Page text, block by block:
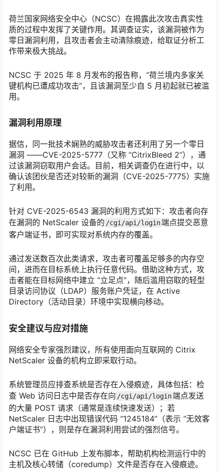
荷兰国家网络安全中心（NCSC）在揭露此次攻击真实性
质的过程中发挥了关键作用。其调查证实，该漏洞被作为
零日漏洞利用，且攻击者会主动清除痕迹，给取证分析工
作带来极大挑战。
NCSC 于 2025 年 8 月发布的报告称，“荷兰境内多家关
键机构已遭成功攻击”，且该漏洞至少自 5 月初起就已被滥
用。
漏洞利用原理
据信，同一批技术娴熟的威胁攻击者还利用了另一个零日
漏洞 ——CVE-2025-5777（又称 “CitrixBleed 2”），通
过该漏洞窃取用户会话。目前，相关调查仍在进行中，以
确认该团伙是否还对较新的漏洞（CVE-2025-7775）实施
了利用。
针对 CVE-2025-6543 漏洞的利用方式如下：攻击者向存
在漏洞的 NetScaler 设备的 /cgi/api/login端点提交恶意
客户端证书，即可实现对系统内存的覆盖。
通过发送数百次此类请求，攻击者可覆盖足够多的内存空
间，进而在目标系统上执行任意代码。借助这种方式，攻
击者能在目标网络中建立 “立足点”，随后滥用窃取的轻型
目录访问协议（LDAP）服务账户凭证，在 Active
Directory（活动目录）环境中实现横向移动。
安全建议与应对措施
网络安全专家强烈建议，所有使用面向互联网的 Citrix
NetScaler 设备的机构立即采取行动。
系统管理员应排查系统是否存在入侵痕迹，具体包括：检
查 Web 访问日志中是否存在向 /cgi/api/login端点发送
的大量 POST 请求（通常是连续快速发送）；若
NetScaler 日志中出现错误代码 “1245184”（表示 “无效客
户端证书”），则是存在漏洞利用尝试的强烈信号。
NCSC 已在 GitHub 上发布脚本，帮助机构检测运行中的
主机及核心转储（coredump）文件是否存在入侵痕迹。